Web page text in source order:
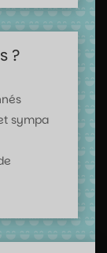
?
sympa